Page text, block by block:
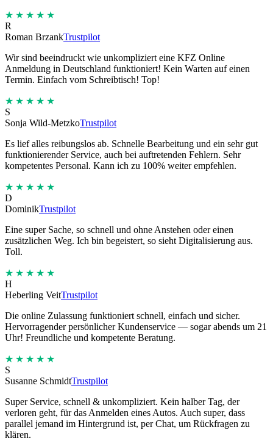
★★★★★
R
Roman BrzankTrustpilot
Wir sind beeindruckt wie unkompliziert eine KFZ Online
Anmeldung in Deutschland funktioniert! Kein Warten auf einen
Termin. Einfach vom Schreibtisch! Top!
★★★★★
S
Sonja Wild-MetzkoTrustpilot
Es lief alles reibungslos ab. Schnelle Bearbeitung und ein sehr gut
funktionierender Service, auch bei auftretenden Fehlern. Sehr
kompetentes Personal. Kann ich zu 100% weiter empfehlen.
★★★★★
D
DominikTrustpilot
Eine super Sache, so schnell und ohne Anstehen oder einen
zusätzlichen Weg. Ich bin begeistert, so sieht Digitalisierung aus.
Toll.
★★★★★
H
Heberling VeitTrustpilot
Die online Zulassung funktioniert schnell, einfach und sicher.
Hervorragender persönlicher Kundenservice — sogar abends um 21
Uhr! Freundliche und kompetente Beratung.
★★★★★
S
Susanne SchmidtTrustpilot
Super Service, schnell & unkompliziert. Kein halber Tag, der
verloren geht, für das Anmelden eines Autos. Auch super, dass
parallel jemand im Hintergrund ist, per Chat, um Rückfragen zu
klären.